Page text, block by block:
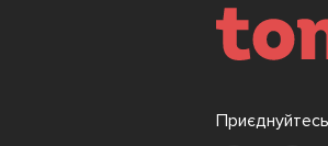
Приєднуйтесь